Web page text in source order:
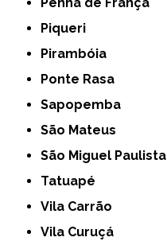
Piqueri
Pirambóia
Ponte Rasa
Sapopemba
São Mateus
São Miguel Paulista
Tatuapé
Vila Carrão
Vila Curuçá